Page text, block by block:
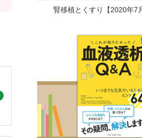
腎移植とくすり【2020年7